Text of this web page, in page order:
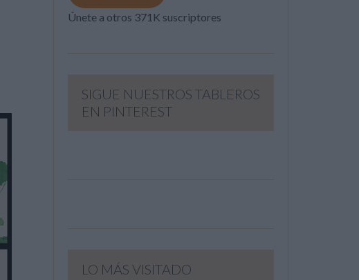
Únete a otros 371K suscriptores
SIGUE NUESTROS TABLEROS
EN PINTEREST
LO MÁS VISITADO